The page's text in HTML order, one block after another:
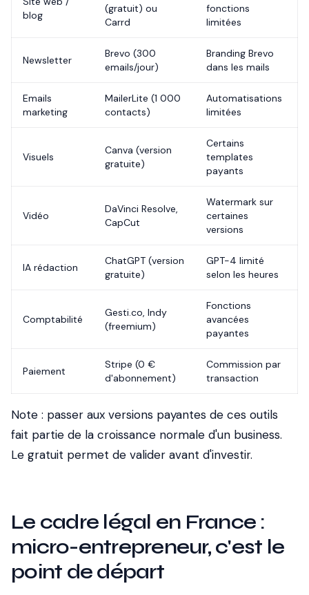
blog
(gratuit) ou
Carrd
fonctions
limitées
Newsletter
Brevo (300
emails/jour)
Branding Brevo
dans les mails
Emails
marketing
MailerLite (1 000
contacts)
Automatisations
limitées
Visuels
Canva (version
gratuite)
Certains
templates
payants
Vidéo
DaVinci Resolve,
CapCut
Watermark sur
certaines
versions
IA rédaction
ChatGPT (version
gratuite)
GPT-4 limité
selon les heures
Comptabilité
Gesti.co, Indy
(freemium)
Fonctions
avancées
payantes
Paiement
Stripe (0 €
d'abonnement)
Commission par
transaction
Note : passer aux versions payantes de ces outils
fait partie de la croissance normale d'un business.
Le gratuit permet de valider avant d'investir.
Le cadre légal en France :
micro-entrepreneur, c'est le
point de départ